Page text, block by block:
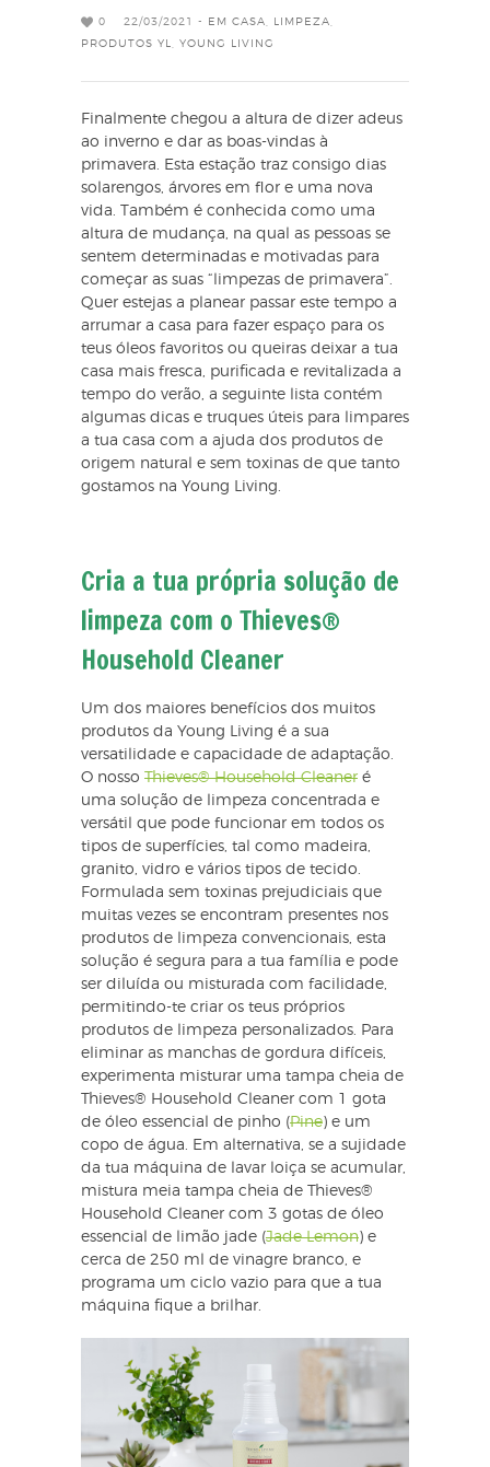
0 22/03/2021 - EM CASA LIMPEZA
PRODUTOS YL
YOUNG LIVING
Finalmente chegou a altura de dizer adeus
ao inverno e dar as boas-vindas à
primavera. Esta estação traz consigo dias
solarengos, árvores em flor e uma nova
vida. Também é conhecida como uma
altura de mudança, na qual as pessoas se
sentem determinadas e motivadas para
começar as suas “limpezas de primavera”.
Quer estejas a planear passar este tempo a
arrumar a casa para fazer espaço para os
teus óleos favoritos ou queiras deixar a tua
casa mais fresca, purificada e revitalizada a
tempo do verão, a seguinte lista contém
algumas dicas e truques úteis para limpares
a tua casa com a ajuda dos produtos de
origem natural e sem toxinas de que tanto
gostamos na Young Living.
Cria a tua própria solução de
limpeza com o Thieves®
Household Cleaner
Um dos maiores benefícios dos muitos
produtos da Young Living é a sua
versatilidade e capacidade de adaptação.
O nosso Thieves® Household Cleaner é
uma solução de limpeza concentrada e
versátil que pode funcionar em todos os
tipos de superfícies, tal como madeira,
granito, vidro e vários tipos de tecido.
Formulada sem toxinas prejudiciais que
muitas vezes se encontram presentes nos
produtos de limpeza convencionais, esta
solução é segura para a tua família e pode
ser diluída ou misturada com facilidade,
permitindo-te criar os teus próprios
produtos de limpeza personalizados. Para
eliminar as manchas de gordura difíceis,
experimenta misturar uma tampa cheia de
Thieves® Household Cleaner com 1 gota
de óleo essencial de pinho (Pine) e um
copo de água. Em alternativa, se a sujidade
da tua máquina de lavar loiça se acumular,
mistura meia tampa cheia de Thieves®
Household Cleaner com 3 gotas de óleo
essencial de limão jade (Jade Lemon) e
cerca de 250 ml de vinagre branco, e
programa um ciclo vazio para que a tua
máquina fique a brilhar.